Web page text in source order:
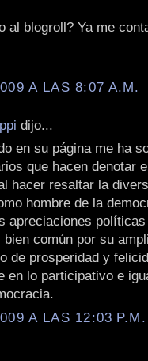
al blogroll? Ya me
A LAS 8:07 A.M.
dijo...
en su página me ha
que hacen denotar
hacer resaltar la
hombre de la
apreciaciones
común por su
de prosperidad y
en lo participativo e
A LAS 12:03 P.M.